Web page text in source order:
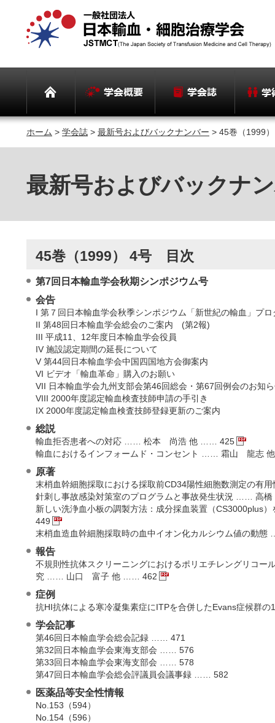
ホーム > 学会誌 > 最新号およびバックナンバー > 45巻（1999
最新号およびバックナ
45巻（1999） 4号 目次
第7回日本輸血学会秋期シンポジウム号
会告
I 第７回日本輸血学会秋季シンポジウム「新世紀の輸血」プ
II 第48回日本輸血学会総会のご案内 (第2報)
III 平成11、12年度日本輸血学会役員
IV 施設認定期間の延長について
V 第44回日本輸血学会中国四国地方会御案内
VI ビデオ「輸血革命」購入のお願い
VII 日本輸血学会九州支部会第46回総会・第67回例会のお知
VIII 2000年度認定輸血検査技師申請の手引き
IX 2000年度認定輸血検査技師登録更新のご案内
総説
輸血拒否患者への対応 …… 松本 尚浩 他 …… 425
輸血におけるインフォームド・コンセント …… 霜山 龍志
原著
末梢血幹細胞採取における採取前CD34陽性細胞数測定の
針刺し事故感染対策室のプログラムと事故発生状況 ……
新しい洗浄血小板の調製方法：成分採血装置（
449
末梢血造血幹細胞採取時の血中イオン化カルシウム値の
報告
不規則性抗体スクリーニングにおけるポリエチレングリコー
究 …… 山口 富子 他 …… 462
症例
抗HI抗体による寒冷凝集素症にITPを合併したEvans症候
学会記事
第46回日本輸血学会総会記録 …… 471
第32回日本輸血学会東海支部会 …… 576
第33回日本輸血学会東海支部会 …… 578
第47回日本輸血学会総会評議員会議事録 …… 582
医薬品等安全性情報
No.153（594）
No.154（596）